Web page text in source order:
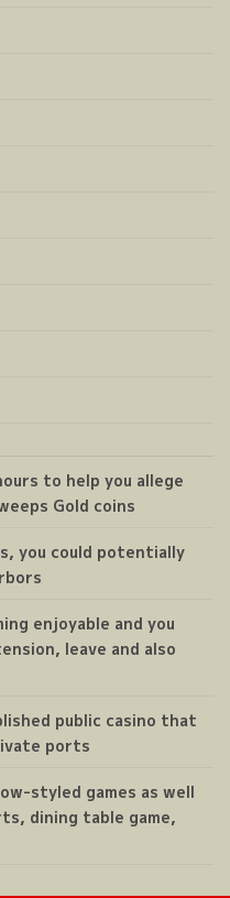
to help you allege
Gold coins
you could potentially
enjoyable and you
leave and also
public casino that
ports
styled games as well
dining table game,